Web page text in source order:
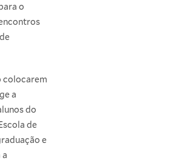
o
colocarem
a
do
de
e